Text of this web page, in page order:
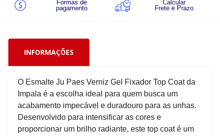
Formas de
pagamento
Calcular
Frete e Prazo
INFORMAÇÕES
O Esmalte Ju Paes Verniz Gel Fixador Top Coat da
Impala é a escolha ideal para quem busca um
acabamento impecável e duradouro para as unhas.
Desenvolvido para intensificar as cores e
proporcionar um brilho radiante, este top coat é um